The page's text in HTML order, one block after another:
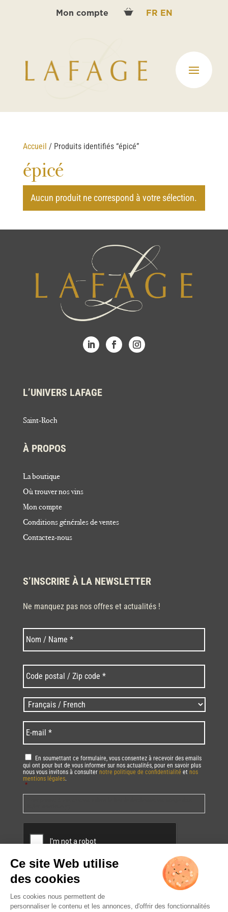
Mon compte FR EN
Accueil / Produits identifiés “épicé”
épicé
Aucun produit ne correspond à votre sélection.
L’UNIVERS LAFAGE
Saint-Roch
À PROPOS
La boutique
Où trouver nos vins
Mon compte
Conditions générales de ventes
Contactez-nous
S’INSCRIRE À LA NEWSLETTER
Ne manquez pas nos offres et actualités !
Nom * Nom
postal
/
Zip
code
* *
Langues
/
Language *
mail *
RGPD *
En soumettant ce formulaire, vous consentez à recevoir des emails
qui ont pour but de vous informer sur nos actualités, pour en savoir plus
nous vous invitons à consulter notre politique de confidentialité et nos
mentions légales.
*